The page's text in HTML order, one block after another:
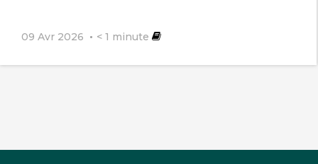
09 Avr 2026 < 1 minute